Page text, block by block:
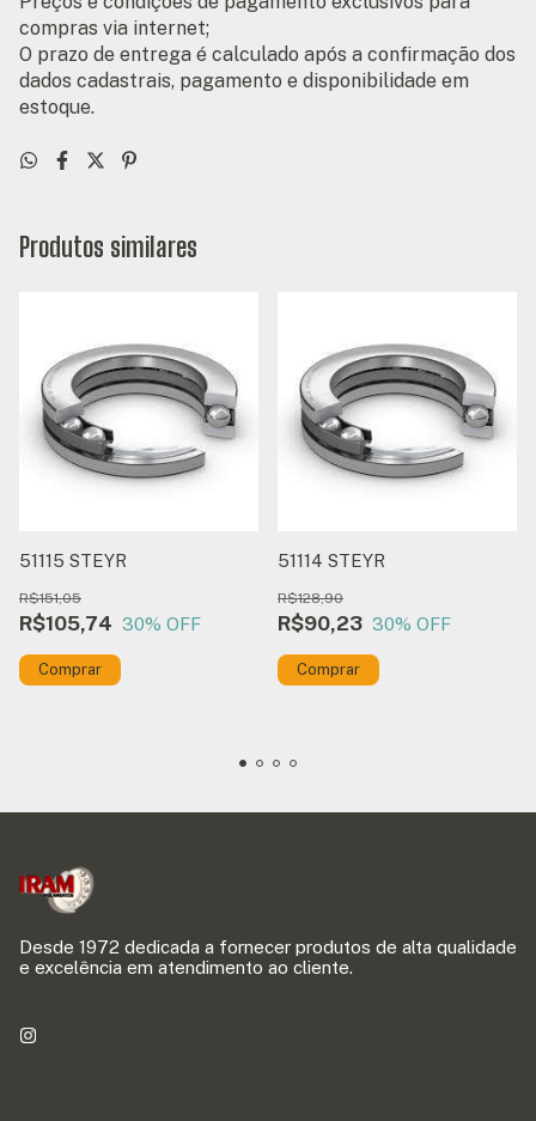
compras via internet;
O prazo de entrega é calculado após a confirmação dos
dados cadastrais, pagamento e disponibilidade em
estoque.
Produtos similares
51115 STEYR
R$105,74
R$151,05
30% OFF
51114 STEYR
R$90,23
R$128,90
30% OFF
Desde 1972 dedicada a fornecer produtos de alta qualidade
e excelência em atendimento ao cliente.